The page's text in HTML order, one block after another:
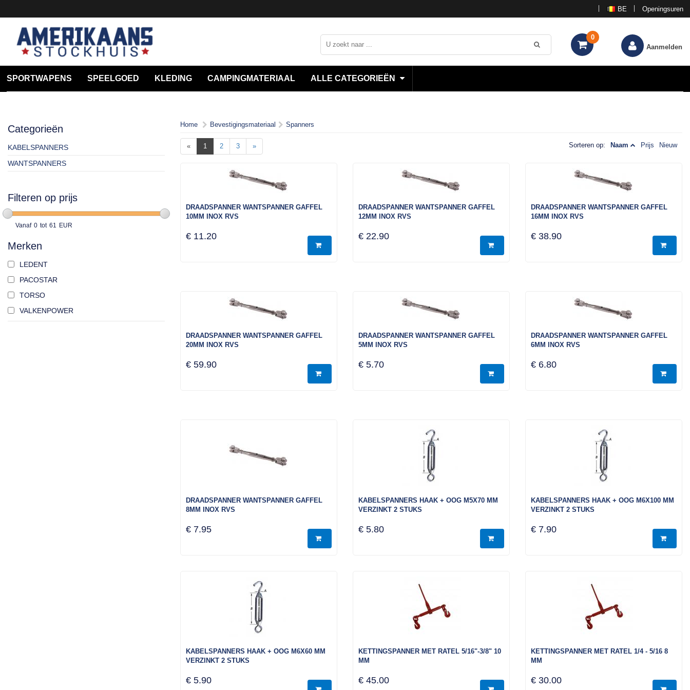
Openingsuren
BE
0
Aanmelden
SPORTWAPENS SPEELGOED KLEDING CAMPINGMATERIAAL ALLE CATEGORIEËN
Categorieën
KABELSPANNERS
WANTSPANNERS
Filteren op prijs
Vanaf 0 tot 61 EUR
Merken
LEDENT
PACOSTAR
TORSO
VALKENPOWER
Home Bevestigingsmateriaal Spanners
« 1 2 3 » Sorteren op: Naam Prijs Nieuw
DRAADSPANNER WANTSPANNER GAFFEL
10MM INOX RVS
€ 11.20
DRAADSPANNER WANTSPANNER GAFFEL
12MM INOX RVS
€ 22.90
DRAADSPANNER WANTSPANNER GAFFEL
16MM INOX RVS
€ 38.90
DRAADSPANNER WANTSPANNER GAFFEL
20MM INOX RVS
€ 59.90
DRAADSPANNER WANTSPANNER GAFFEL
5MM INOX RVS
€ 5.70
DRAADSPANNER WANTSPANNER GAFFEL
6MM INOX RVS
€ 6.80
DRAADSPANNER WANTSPANNER GAFFEL
8MM INOX RVS
€ 7.95
KABELSPANNERS HAAK + OOG M5X70 MM
VERZINKT 2 STUKS
€ 5.80
KABELSPANNERS HAAK + OOG M6X100 MM
VERZINKT 2 STUKS
€ 7.90
KABELSPANNERS HAAK + OOG M6X60 MM
VERZINKT 2 STUKS
€ 5.90
KETTINGSPANNER MET RATEL 5/16"-3/8" 10
MM
€ 45.00
KETTINGSPANNER MET RATEL 1/4 - 5/16 8
MM
€ 30.00